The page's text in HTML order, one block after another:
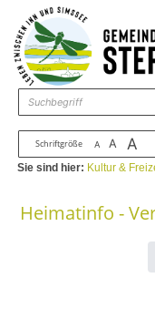
Zum Inhalt ,zur Navigation
Schriftgröße A A A
Sie sind hier: Kultur &
Heimatinfo -